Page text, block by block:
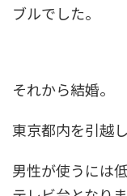
ブルでした。
それから結婚。
東京都内を引越
男性が使うには